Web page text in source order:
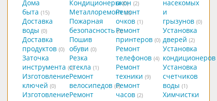
Дома
быта (15)
Доставка
воды (0)
Доставка
продуктов (0)
Заточка
инструмента (0)
Изготовление
ключей (0)
Изготовление
Кондиционеры (0)
Металлоремонт (2)
Пожарная
безопасность (0)
Пошив
обуви (0)
Резка
стекла (1)
Ремонт
велосипедов (0)
Ремонт
окон (2)
Ремонт
очков (1)
Ремонт
принтеров (0)
Ремонт
телефонов (4)
Ремонт
техники (9)
Ремонт
часов (2)
насекомых
и
грызунов (0)
Установка
дверей (2)
Установка
кондиционеров
Установка
счетчиков
воды (1)
Химчистки